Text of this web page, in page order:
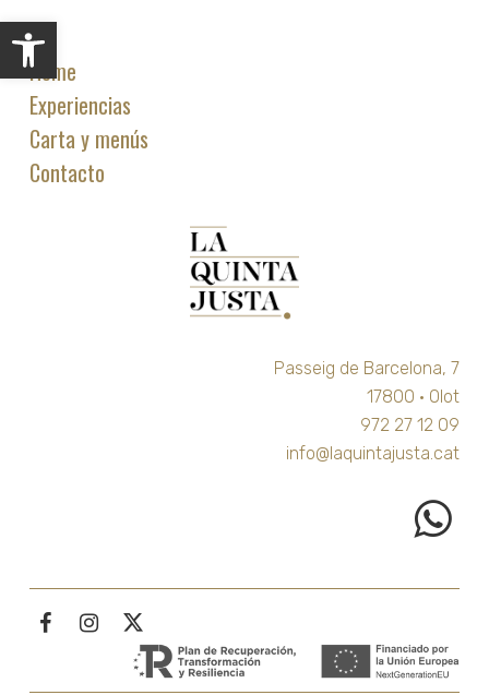
Abrir barra de herramientas
Home
Experiencias
Carta y menús
Contacto
Passeig de Barcelona, 7
17800 · Olot
972 27 12 09
info@laquintajusta.cat